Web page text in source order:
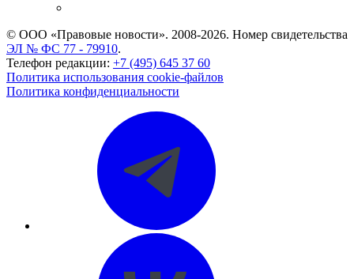
© ООО «Правовые новости». 2008-2026. Номер свидетельства
ЭЛ № ФС 77 - 79910.
Телефон редакции: +7 (495) 645 37 60
Политика использования cookie-файлов
Политика конфиденциальности